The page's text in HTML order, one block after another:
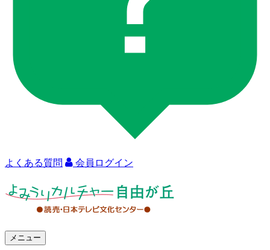
よくある質問 会員ログイン
メニュー